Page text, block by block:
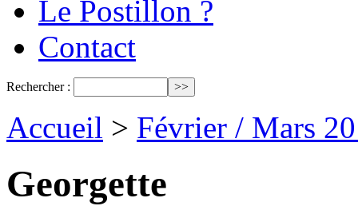
Le Postillon ?
Contact
Rechercher :
Accueil > Février / Mars
Georgette